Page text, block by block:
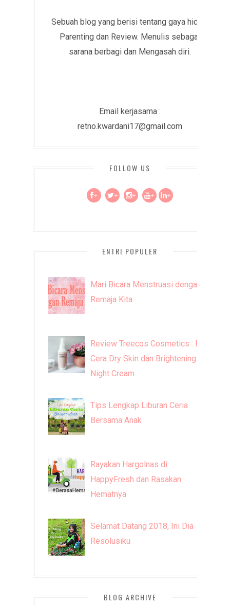
Sebuah blog yang berisi tentang gaya hidup,
Parenting dan Review. Menulis sebagai
sarana berbagi dan Mengasah diri.
Email kerjasama :
retno.kwardani17@gmail.com
FOLLOW US
+ + + + +
ENTRI POPULER
Mari Bicara Menstruasi dengan
Remaja Kita
Review Treecos Cosmetics : FW
Cera Dry Skin dan Brightening
Night Cream
Tips Lengkap Liburan Ceria
Bersama Anak
Rayakan Hargolnas di
HappyFresh dan Rasakan
Hematnya
Selamat Datang 2018, Ini Dia
Resolusiku
BLOG ARCHIVE